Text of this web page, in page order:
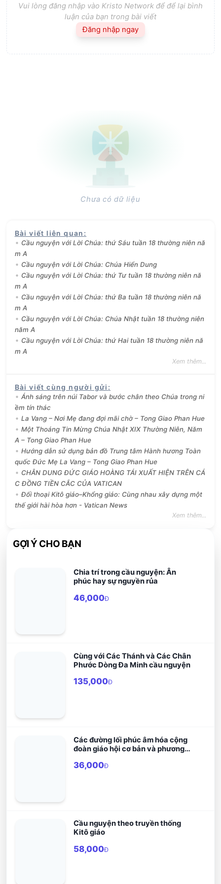
Vui lòng đăng nhập vào Kristo Network để để lại bình
luận của bạn trong bài viết
Đăng nhập ngay
Chưa có dữ liệu
Bài viết liên quan :
Cầu nguyện với Lời Chúa: thứ Sáu tuần 18 thường niên nă
m A
Cầu nguyện với Lời Chúa: Chúa Hiển Dung
Cầu nguyện với Lời Chúa: thứ Tư tuần 18 thường niên nă
m A
Cầu nguyện với Lời Chúa: thứ Ba tuần 18 thường niên nă
m A
Cầu nguyện với Lời Chúa: Chúa Nhật tuần 18 thường niên
năm A
Cầu nguyện với Lời Chúa: thứ Hai tuần 18 thường niên nă
m A
Xem thêm...
Bài viết cùng người gửi :
Ánh sáng trên núi Tabor và bước chân theo Chúa trong ni
ềm tín thác
La Vang – Nơi Mẹ đang đợi mãi chờ – Tong Giao Phan Hue
Một Thoáng Tin Mừng Chúa Nhật XIX Thường Niên, Năm
A – Tong Giao Phan Hue
Hướng dẫn sử dụng bản đồ Trung tâm Hành hương Toàn
quốc Đức Mẹ La Vang – Tong Giao Phan Hue
CHÂN DUNG ĐỨC GIÁO HOÀNG TÁI XUẤT HIỆN TRÊN CÁ
C ĐỒNG TIỀN CẮC CỦA VATICAN
Đối thoại Kitô giáo–Khổng giáo: Cùng nhau xây dựng một
thế giới hài hòa hơn - Vatican News
Xem thêm...
GỢI Ý CHO BẠN
Chia trí trong cầu nguyện: Ân
phúc hay sự nguyền rủa
46,000Đ
Cùng với Các Thánh và Các Chân
Phước Dòng Đa Minh cầu nguyện
135,000Đ
Các đường lối phúc âm hóa cộng
đoàn giáo hội cơ bản và phương
36,000Đ
Cầu nguyện theo truyền thống
Kitô giáo
58,000Đ